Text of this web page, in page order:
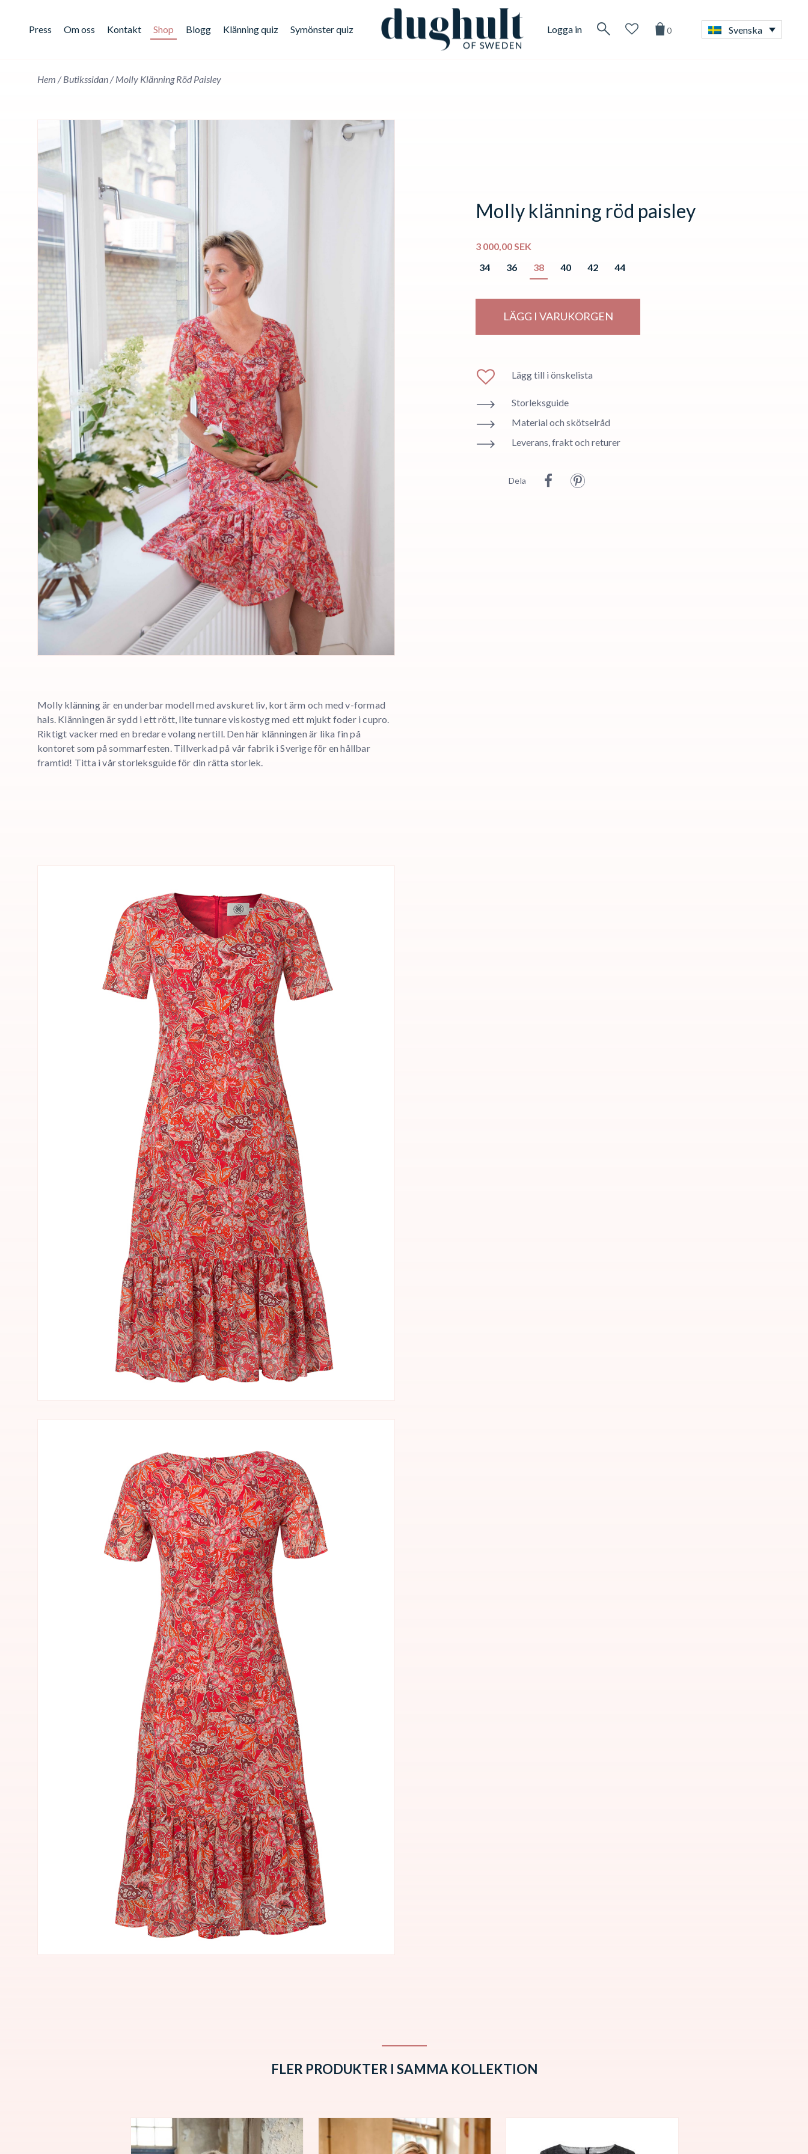
Press Om oss Kontakt Shop Blogg Klänning quiz Symönster quiz Logga in 0 Svenska
Hem /Butikssidan/Molly Klänning Röd Paisley
Molly klänning är en underbar modell med avskuret liv, kort ärm och med v-formad
hals. Klänningen är sydd i ett rött, lite tunnare viskostyg med ett mjukt foder i cupro.
Riktigt vacker med en bredare volang nertill. Den här klänningen är lika fin på
kontoret som på sommarfesten. Tillverkad på vår fabrik i Sverige för en hållbar
framtid! Titta i vår storleksguide för din rätta storlek.
Molly klänning röd paisley
3 000,00SEK
34
36 38 40 42 44
LÄGG I VARUKORGEN
Lägg till i önskelista
Storleksguide
Material och skötselråd
Leverans, frakt och returer
Dela
FLER PRODUKTER I SAMMA KOLLEKTION